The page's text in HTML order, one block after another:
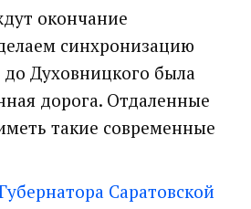
окончание
синхронизацию
Духовницкого была
дорога. Отдаленные
такие современные
Саратовской